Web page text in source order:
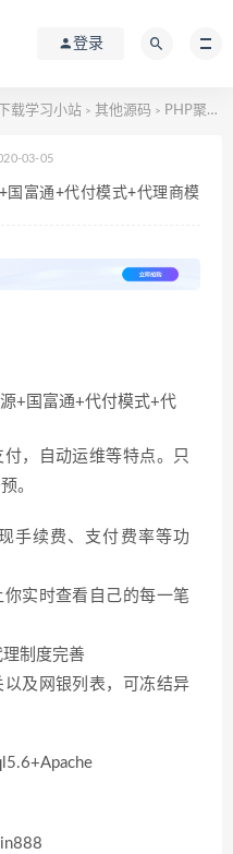
登录
载学习小站 > 其他源码 > PHP聚合通支付系统源码全开源+国富通+代付模式+代理商模式，内附安装教程
03-05
国富通+代付模式+代理商模
+国富通+代付模式+代
，自动运维等特点。只
。
手续费、支付费率等功
实时查看自己的每一笔
制度完善
及网银列表，可冻结异